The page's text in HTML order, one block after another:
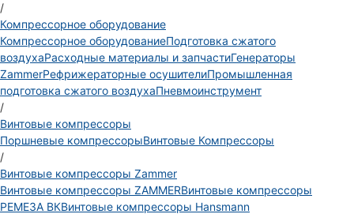
/
Компрессорное оборудование
Компрессорное оборудованиеПодготовка сжатого
воздухаРасходные материалы и запчастиГенераторы
ZammerРефрижераторные осушителиПромышленная
подготовка сжатого воздухаПневмоинструмент
/
Винтовые компрессоры
Поршневые компрессорыВинтовые Компрессоры
/
Винтовые компрессоры Zammer
Винтовые компрессоры ZAMMERВинтовые компрессоры
РЕМЕЗА ВКВинтовые компрессоры Hansmann